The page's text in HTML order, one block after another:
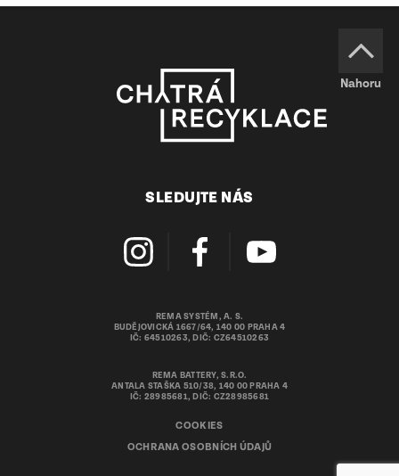
Nahoru
SLEDUJTE NÁS
REMA SYSTÉM, A. S.
BUDĚJOVICKÁ 1667/64, 140 00 PRAHA 4
IČ: 64510263, DIČ: CZ64510263
REMA BATTERY, S.R.O.
ANTALA STAŠKA 510/38, 140 00 PRAHA 4
IČ: 28985681, DIČ: CZ28985681
COOKIES
OCHRANA OSOBNÍCH ÚDAJŮ